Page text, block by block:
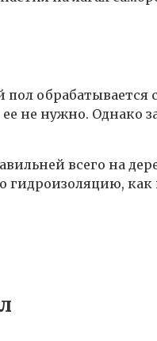
не нужно.
всего на